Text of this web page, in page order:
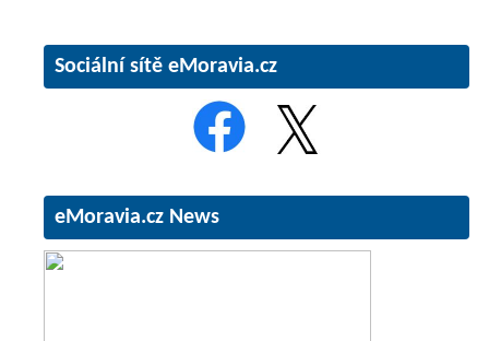
Sociální sítě eMoravia.cz
eMoravia.cz News